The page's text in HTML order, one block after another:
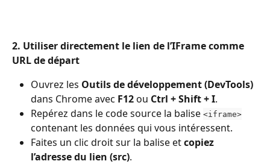
2. Utiliser directement le lien de l’IFrame comme
URL de départ
Ouvrez les Outils de développement (DevTools)
dans Chrome avec F12 ou Ctrl + Shift + I.
Repérez dans le code source la balise <iframe>
contenant les données qui vous intéressent.
Faites un clic droit sur la balise et copiez
l’adresse du lien (src).